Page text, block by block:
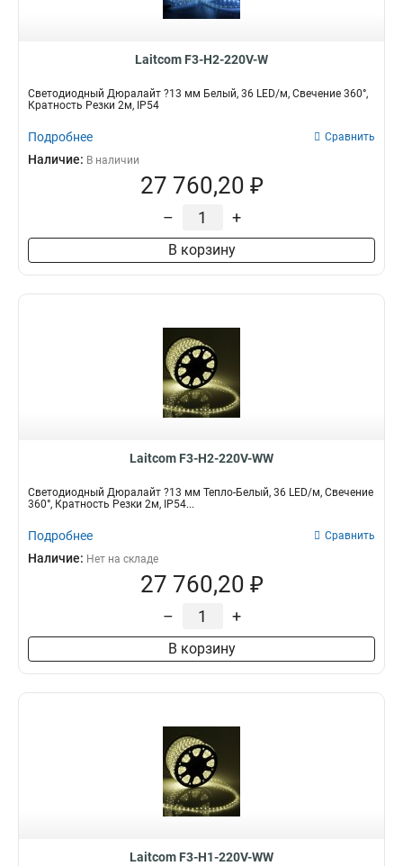
Laitcom F3-H2-220V-W
Светодиодный Дюралайт ?13 мм Белый, 36 LED/м, Свечение 360°,
Кратность Резки 2м, IP54
Подробнее Сравнить
Наличие: В наличии
27 760,20 ₽
– +
В корзину
Laitcom F3-H2-220V-WW
Светодиодный Дюралайт ?13 мм Тепло-Белый, 36 LED/м, Свечение
360°, Кратность Резки 2м, IP54...
Подробнее Сравнить
Наличие: Нет на складе
27 760,20 ₽
– +
В корзину
Laitcom F3-H1-220V-WW